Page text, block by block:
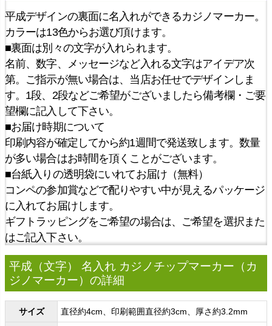
平成デザインの裏面に名入れができるカジノマーカー。
カラーは13色からお選び頂けます。
■裏面は別々の文字が入れられます。
名前、数字、メッセージなど入れる文字はアイデア次
第。ご指示が無い場合は、当店お任せでデザインしま
す。1段、2段などご希望がございましたら備考欄・ご要
望欄に記入して下さい。
■お届け時期について
印刷内容が確定してから約1週間で発送致します。数量
が多い場合はお時間を頂くことがございます。
■台紙入りの透明袋にいれてお届け（無料）
コンペの参加賞などで配りやすい中が見えるパッケージ
に入れてお届けします。
ギフトラッピングをご希望の場合は、ご希望を選択また
はご記入下さい。
平成（文字） 名入れ カジノチップマーカー（カ
ジノマーカー）の詳細
サイズ 直径約4cm、印刷範囲直径約3cm、厚さ約3.2mm